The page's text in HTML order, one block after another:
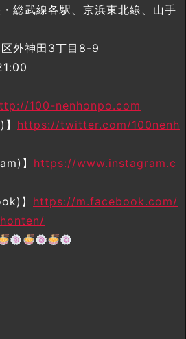
総武線各駅、京浜東北線、山手
区外神田3丁目8-9
100-nenhonpo.com
https://twitter.com/100nenh
】 https://www.instagram.c
】 https://m.facebook.com/